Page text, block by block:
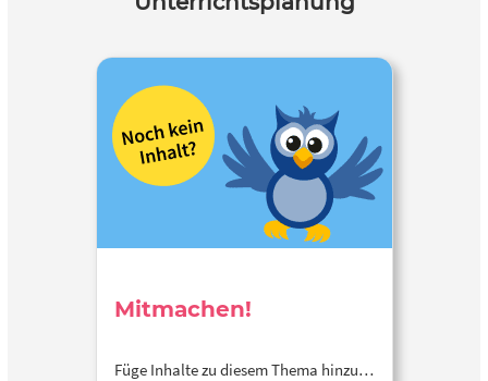
Mitmachen!
Füge Inhalte zu diesem Thema hinzu…